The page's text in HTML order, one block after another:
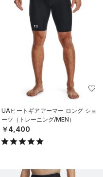
UAヒートギアアーマー ロング ショ
ーツ（トレーニング/MEN）
￥4,400